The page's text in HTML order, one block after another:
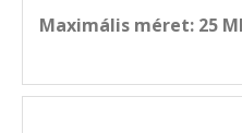
Maximális méret: 25